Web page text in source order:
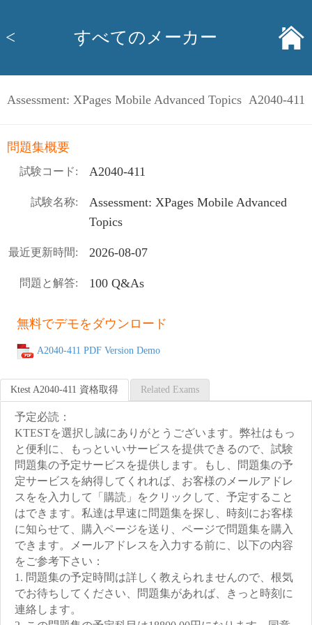
< すべてのメーカー
Assessment: XPages Mobile Advanced Topics A2040-411
問題集概要
試験コード: A2040-411
試験名称:
Assessment: XPages Mobile Advanced
Topics
最近更新時間: 2026-08-07
問題と解答: 100 Q&As
無料でデモをダウンロード
A2040-411 PDF Version Demo
Ktest A2040-411 資格取得 Related Exams
予定必読：
KTESTを選択し誠にありがとうございます。弊社はもっ
と便利に、もっといいサービスを提供できるので、試験
問題集の予定サービスを提供します。もし、問題集の予
定サービスを納得してくれれば、お客様のメールアドレ
スをを入力して「購読」をクリックして、予定すること
はできます。私達は早速に問題集を探し、時刻にお客様
に知らせて、購入ページを送り、ページで問題集を購入
できます。メールアドレスを入力する前に、以下の内容
をご参考下さい：
1. 問題集の予定時間は詳しく教えられませんので、根気
でお待ちしてください、問題集があれば、きっと時刻に
連絡します。